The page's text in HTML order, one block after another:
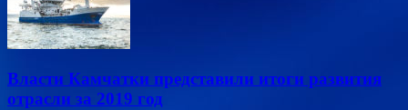
Власти Камчатки представили итоги развития
отрасли за 2019 год